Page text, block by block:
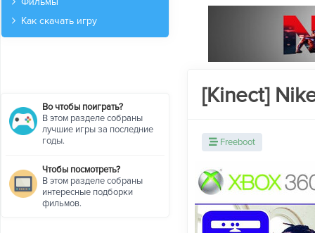
Как скачать игру
Во чтобы поиграть?
В этом разделе собраны
лучшие игры за последние
годы.
Чтобы посмотреть?
В этом разделе собраны
интересные подборки
фильмов.
[Kinect]
Freeboot